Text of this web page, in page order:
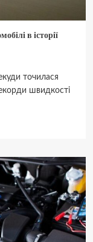
в історії
точилася
швидкості